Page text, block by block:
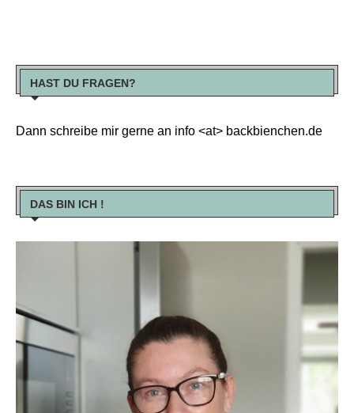
HAST DU FRAGEN?
Dann schreibe mir gerne an info <at> backbienchen.de
DAS BIN ICH !